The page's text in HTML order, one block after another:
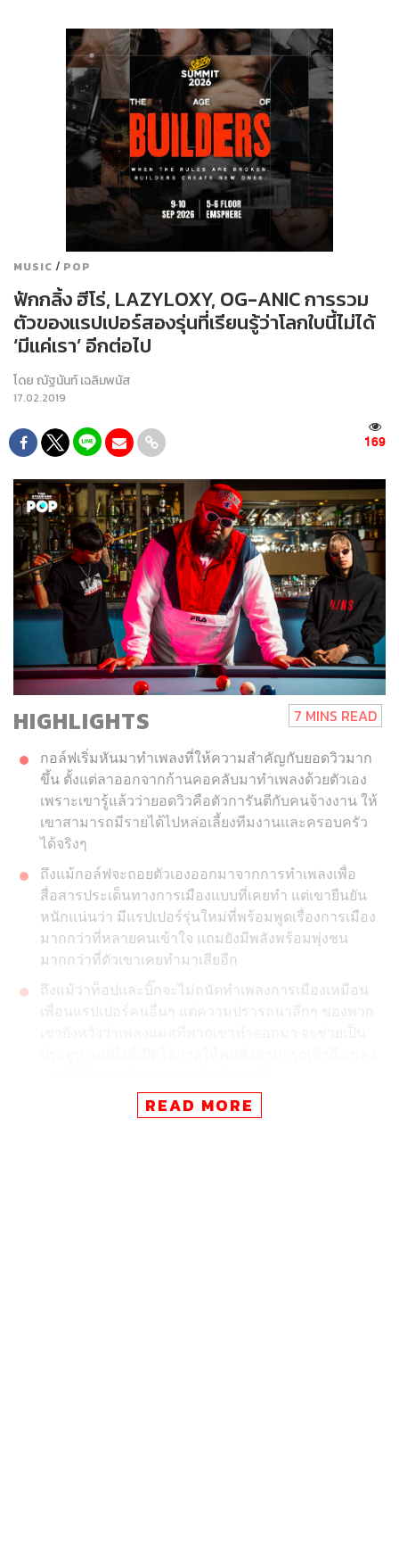
MUSIC / POP
ฟักกลิ้ง ฮีโร่, LAZYLOXY, OG-ANIC การรวม
ตัวของแรปเปอร์สองรุ่นที่เรียนรู้ว่าโลกใบนี้ไม่ได้
‘มีแค่เรา’ อีกต่อไป
โดยณัฐนันท์ เฉลิมพนัส
17.02.2019
169
HIGHLIGHTS 7 MINS READ
กอล์ฟเริ่มหันมาทำเพลงที่ให้ความสำคัญกับยอดวิวมาก
ขึ้น ตั้งแต่ลาออกจากก้านคอคลับมาทำเพลงด้วยตัวเอง
เพราะเขารู้แล้วว่ายอดวิวคือตัวการันตีกับคนจ้างงาน ให้
เขาสามารถมีรายได้ไปหล่อเลี้ยงทีมงานและครอบครัว
ได้จริงๆ
ถึงแม้กอล์ฟจะถอยตัวเองออกมาจากการทำเพลงเพื่อ
สื่อสารประเด็นทางการเมืองแบบที่เคยทำ แต่เขายืนยัน
หนักแน่นว่า มีแรปเปอร์รุ่นใหม่ที่พร้อมพูดเรื่องการเมือง
มากกว่าที่หลายคนเข้าใจ แถมยังมีพลังพร้อมพุ่งชน
มากกว่าที่ตัวเขาเคยทำมาเสียอีก
ถึงแม้ว่าท็อปและบิ๊กจะไม่ถนัดทำเพลงการเมืองเหมือน
เพื่อนแรปเปอร์คนอื่นๆ แต่ความปรารถนาลึกๆ ของพวก
กอล์ฟอยู่ในวัยที่เรียนรู้เรื่องการใช้โซเชียลมีเดียเป็น
READ MORE